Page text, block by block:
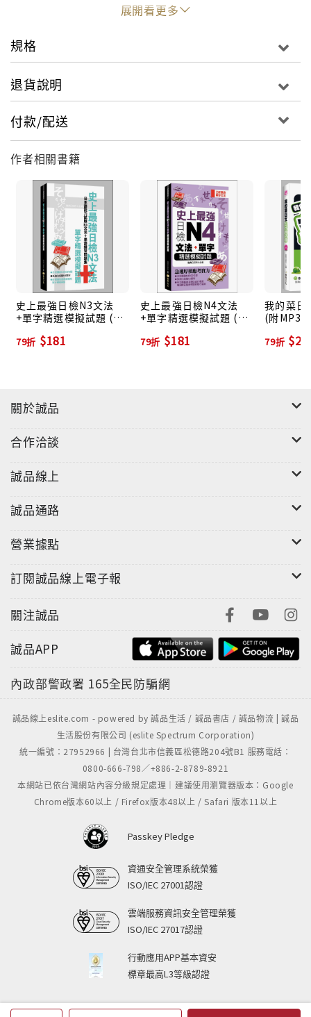
展開看更多
規格
退貨說明
付款/配送
作者相關書籍
史上最強日檢N3文法
+單字精選模擬試題 (附
79折 $181
史上最強日檢N4文法
+單字精選模擬試題 (附
79折 $181
我的菜日
(附MP3)
79折
關於誠品
合作洽談
誠品線上
誠品通路
營業據點
訂閱誠品線上電子報
關注誠品
誠品APP
內政部警政署 165全民防騙網
誠品線上eslite.com - powered by 誠品生活 / 誠品書店 / 誠品物流 | 誠品
生活股份有限公司 (eslite Spectrum Corporation)
統一編號：27952966 | 台灣台北市信義區松德路204號B1 服務電話：
0800-666-798／+886-2-8789-8921
本網站已依台灣網站內容分級規定處理｜建議使用瀏覽器版本：Google
Chrome版本60以上 / Firefox版本48以上 / Safari 版本11以上
Passkey Pledge
資通安全管理系統榮獲
ISO/IEC 27001認證
雲端服務資訊安全管理榮獲
ISO/IEC 27017認證
行動應用APP基本資安
標章最高L3等級認證